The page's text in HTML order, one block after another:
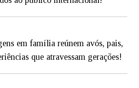
em família reúnem avós, pais,
que atravessam gerações!